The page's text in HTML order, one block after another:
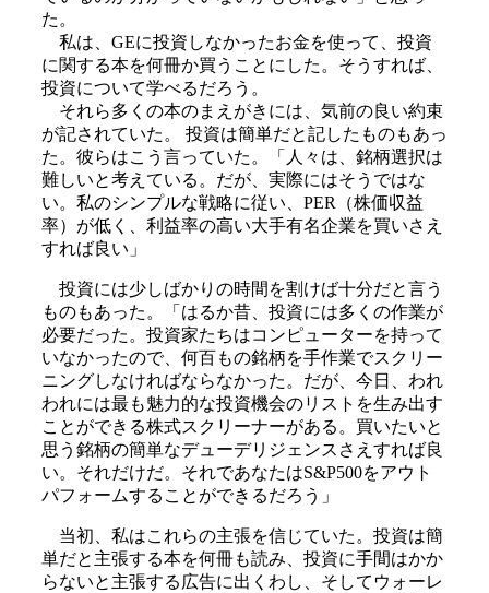
た。
私は、GEに投資しなかったお金を使って、投資
に関する本を何冊か買うことにした。そうすれば、
投資について学べるだろう。
それら多くの本のまえがきには、気前の良い約束
が記されていた。 投資は簡単だと記したものもあっ
た。彼らはこう言っていた。「人々は、銘柄選択は
難しいと考えている。だが、実際にはそうではな
い。私のシンプルな戦略に従い、PER（株価収益
率）が低く、利益率の高い大手有名企業を買いさえ
すれば良い」
投資には少しばかりの時間を割けば十分だと言う
ものもあった。「はるか昔、投資には多くの作業が
必要だった。投資家たちはコンピューターを持って
いなかったので、何百もの銘柄を手作業でスクリー
ニングしなければならなかった。だが、今日、われ
われには最も魅力的な投資機会のリストを生み出す
ことができる株式スクリーナーがある。買いたいと
思う銘柄の簡単なデューデリジェンスさえすれば良
い。それだけだ。それであなたはS&P500をアウト
パフォームすることができるだろう」
当初、私はこれらの主張を信じていた。投資は簡
単だと主張する本を何冊も読み、投資に手間はかか
らないと主張する広告に出くわし、そしてウォーレ